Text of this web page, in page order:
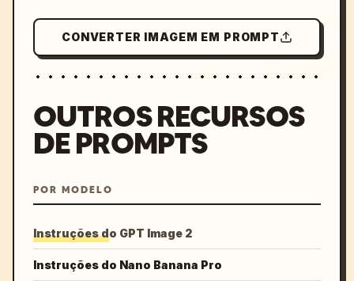
CONVERTER IMAGEM EM PROMPT
OUTROS RECURSOS
DE PROMPTS
POR MODELO
Instruções do GPT Image 2
Instruções do Nano Banana Pro